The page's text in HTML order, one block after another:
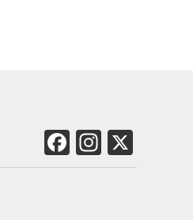
Fa
ce
In
st